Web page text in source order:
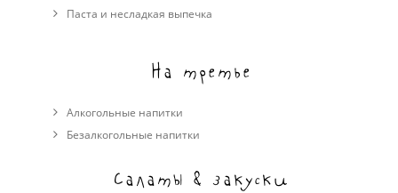
Паста и несладкая выпечка
На третье
Алкогольные напитки
Безалкогольные напитки
Салаты & закуски